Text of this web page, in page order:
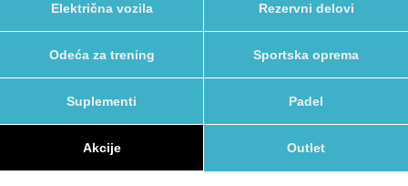
Električna vozila Rezervni delovi
Odeća za trening Sportska oprema
Suplementi Padel
Akcije Outlet